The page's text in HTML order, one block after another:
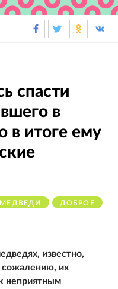
спасти
в
в итоге ему
МЕДВЕДИ
ДОБРОЕ
известно,
их
неприятным